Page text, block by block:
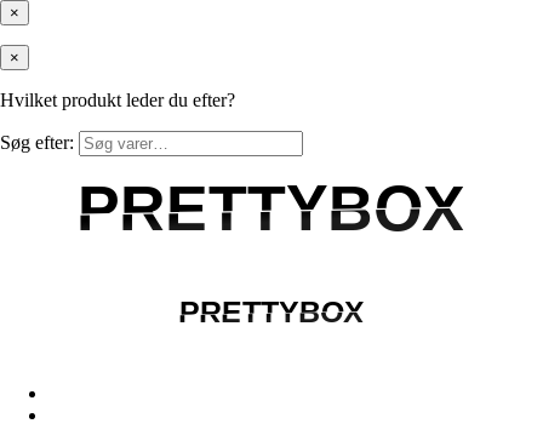
×
×
Hvilket produkt leder du efter?
Søg efter:
PRETTYBOX
PRETTYBOX
PRETTYBOX
PRETTYBOX